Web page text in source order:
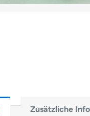
Zusätzliche